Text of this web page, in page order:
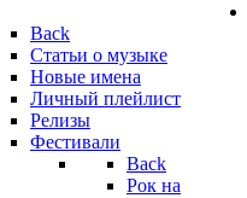
Back
Статьи о музыке
Новые имена
Личный плейлист
Релизы
Фестивали
Back
Рок на